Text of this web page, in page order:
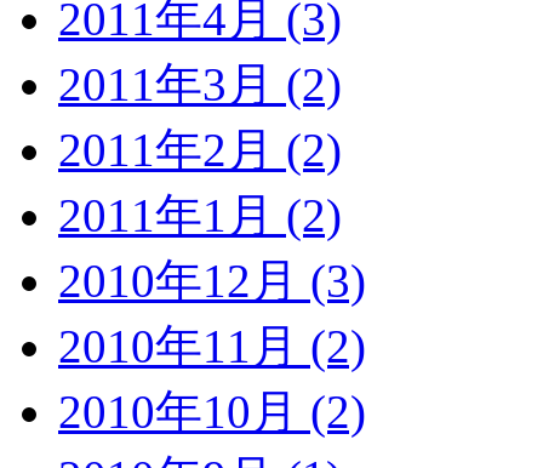
2011年4月 (3)
2011年3月 (2)
2011年2月 (2)
2011年1月 (2)
2010年12月 (3)
2010年11月 (2)
2010年10月 (2)